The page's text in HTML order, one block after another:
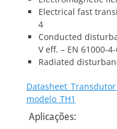
Electrical fast
4
Conducted
V eff. – EN 61000-
Radiated
modelo_TH1
Aplicações: